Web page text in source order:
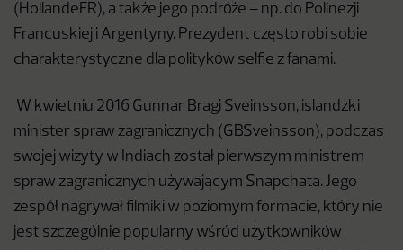
(HollandeFR), a także jego podróże – np. do Polinezji
Francuskiej i Argentyny. Prezydent często robi sobie
charakterystyczne dla polityków selfie z fanami.
W kwietniu 2016 Gunnar Bragi Sveinsson, islandzki
minister spraw zagranicznych (GBSveinsson), podczas
swojej wizyty w Indiach został pierwszym ministrem
spraw zagranicznych używającym Snapchata. Jego
zespół nagrywał filmiki w poziomym formacie, który nie
jest szczególnie popularny wśród użytkowników